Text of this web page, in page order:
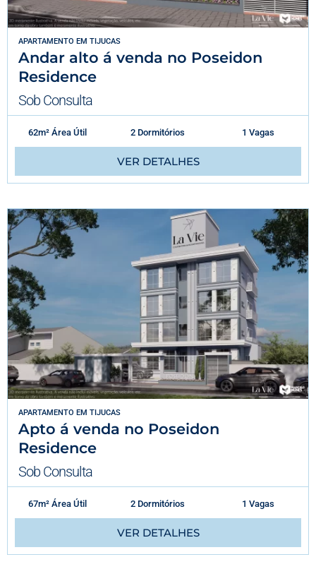
APARTAMENTO EM TIJUCAS
Andar alto á venda no Poseidon
Residence
Sob Consulta
62m² Área Útil 2 Dormitórios 1 Vagas
VER DETALHES
APARTAMENTO EM TIJUCAS
Apto á venda no Poseidon
Residence
Sob Consulta
67m² Área Útil 2 Dormitórios 1 Vagas
VER DETALHES